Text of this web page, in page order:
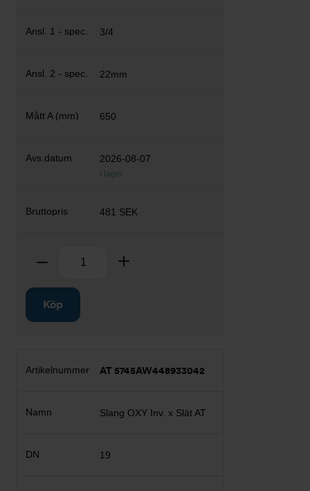
3/4
22mm
650
2026-08-07
I lager
481 SEK
Ta bort
Köp
AT 5745AW448933042
Slang OXY Inv. x Slät AT
19